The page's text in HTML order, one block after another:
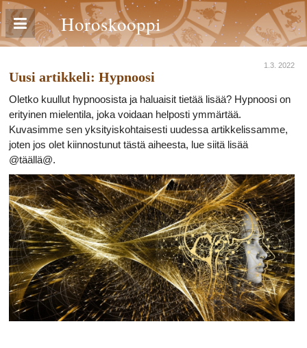
Horoskooppi
1.3. 2022
Uusi artikkeli: Hypnoosi
Oletko kuullut hypnoosista ja haluaisit tietää lisää? Hypnoosi on
erityinen mielentila, joka voidaan helposti ymmärtää.
Kuvasimme sen yksityiskohtaisesti uudessa artikkelissamme,
joten jos olet kiinnostunut tästä aiheesta, lue siitä lisää
@täällä@.